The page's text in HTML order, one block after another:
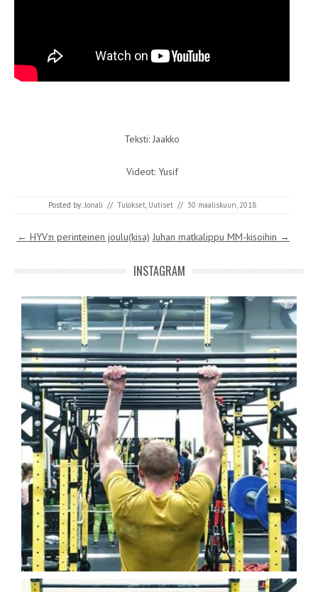
Teksti: Jaakko
Videot: Yusif
Posted by: Jonali // Tulokset, Uutiset // 30 maaliskuun, 2018
Post navigation
← HYV:n perinteinen joulu(kisa) Juhan matkalippu MM-kisoihin →
INSTAGRAM